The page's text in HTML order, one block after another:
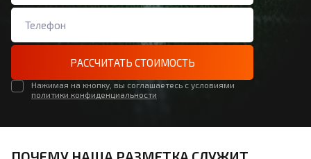
РАССЧИТАТЬ СТОИМОСТЬ
Нажимая на кнопку, вы соглашаетесь с условиями
политики конфиденциальности